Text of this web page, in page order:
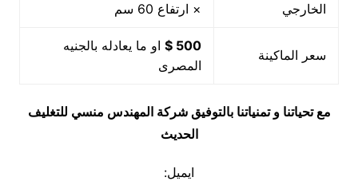
الخارجي
× ارتفاع 60 سم
سعر الماكينة
500 $
او ما يعادله بالجنيه
المصرى
مع تحياتنا و تمنياتنا بالتوفيق شركة المهندس منسي للتغليف
الحديث
ايميل: